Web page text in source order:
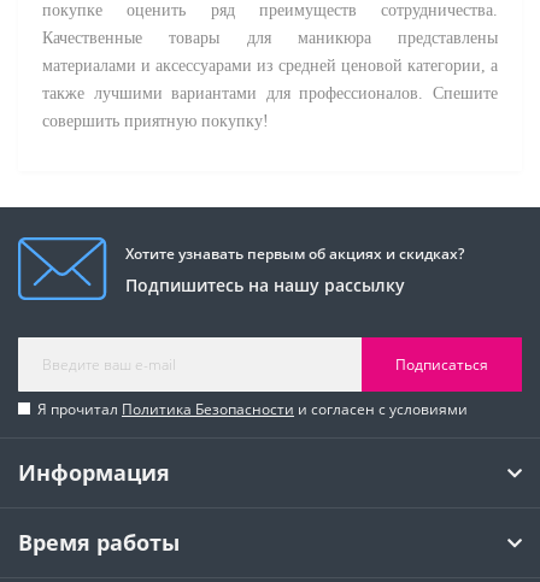
покупке оценить ряд преимуществ сотрудничества.
Качественные товары для маникюра представлены
материалами и аксессуарами из средней ценовой категории, а
также лучшими вариантами для профессионалов. Спешите
совершить приятную покупку!
Хотите узнавать первым об акциях и скидках?
Подпишитесь на нашу рассылку
Подписаться
Я прочитал Политика Безопасности и согласен с условиями
Информация
Время работы